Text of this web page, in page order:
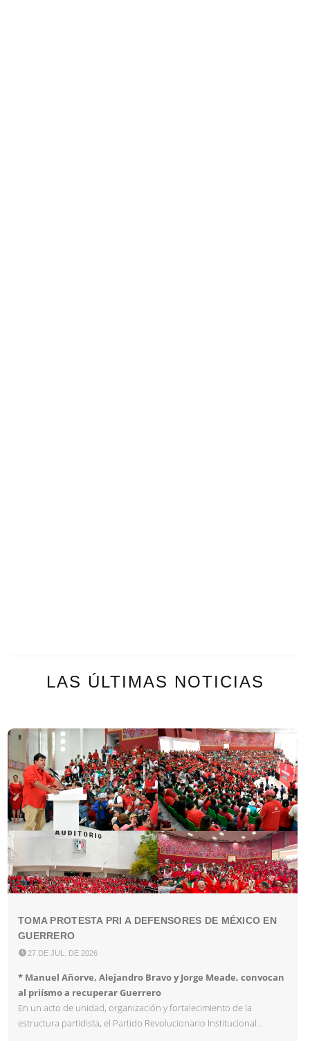
LAS ÚLTIMAS NOTICIAS
TOMA PROTESTA PRI A DEFENSORES DE MÉXICO EN
GUERRERO
 27 DE JUL. DE 2026
* Manuel Añorve, Alejandro Bravo y Jorge Meade, convocan
al priísmo a recuperar Guerrero
En un acto de unidad, organización y fortalecimiento de la
estructura partidista, el Partido Revolucionario Institucional...